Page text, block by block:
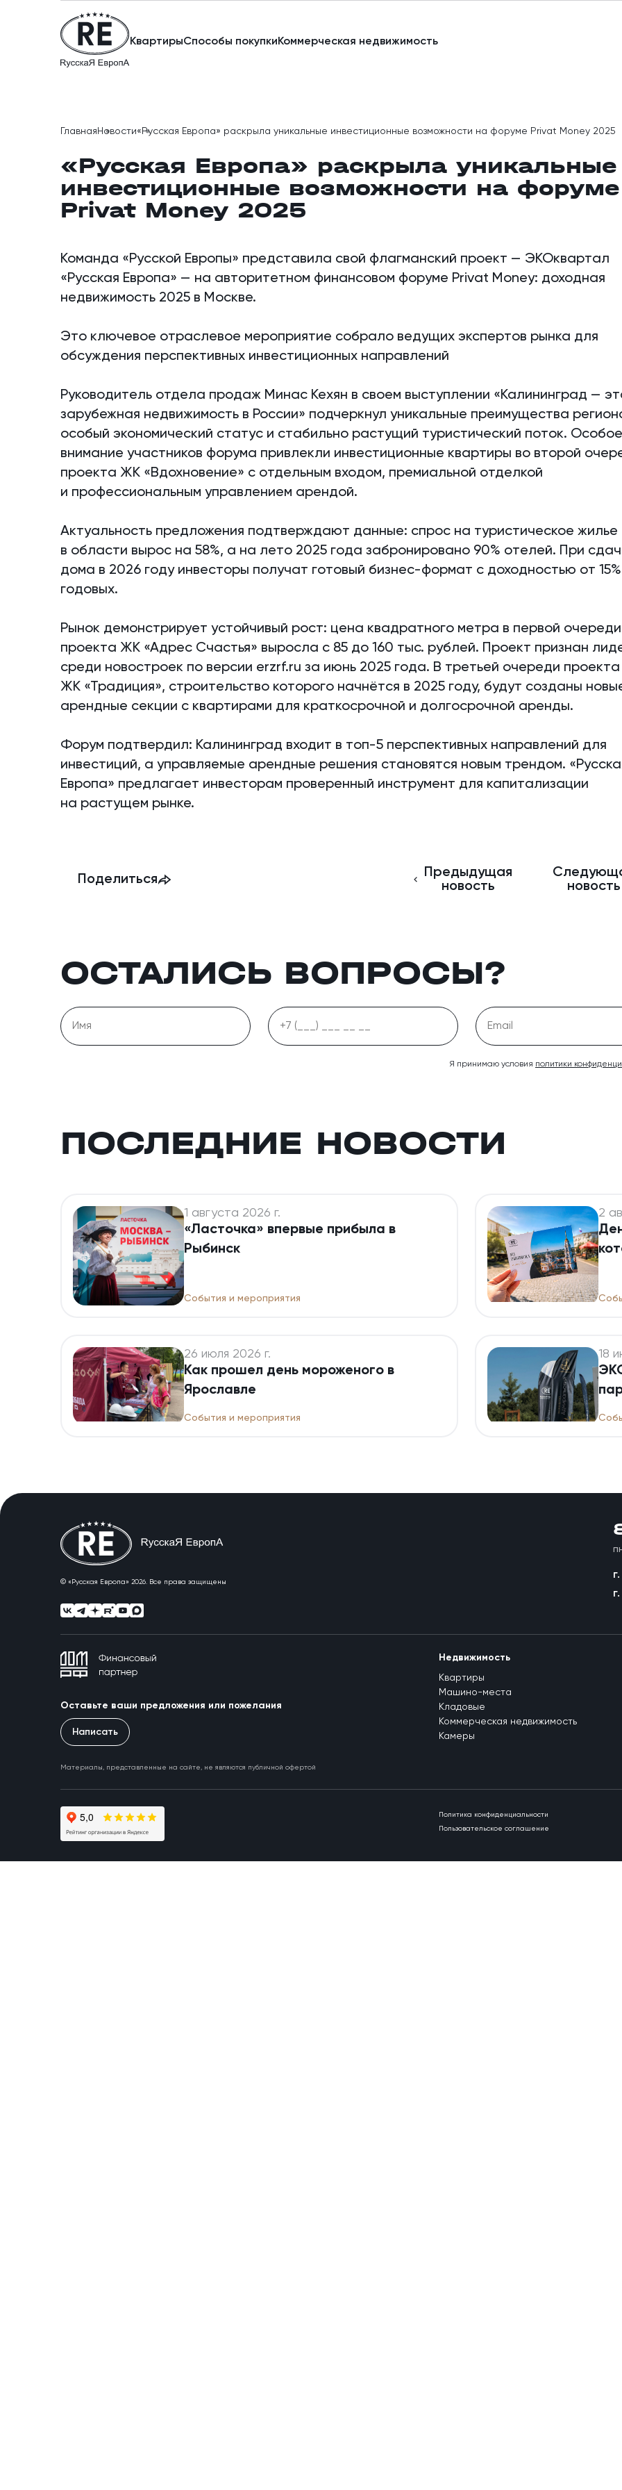
КвартирыСпособы покупкиКоммерческая недвижимость
Главная Новости«Русская Европа» раскрыла уникальные инвестиционные возможности на форуме Privat Money 2025
«Русская Европа» раскрыла уникальные
инвестиционные возможности на форуме
Privat Money 2025
Команда «Русской Европы» представила свой флагманский проект — ЭКОквартал
«Русская Европа» — на авторитетном финансовом форуме Privat Money: доходная
недвижимость 2025 в Москве.
Это ключевое отраслевое мероприятие собрало ведущих экспертов рынка для
обсуждения перспективных инвестиционных направлений
Руководитель отдела продаж Минас Кехян в своем выступлении «Калининград —
зарубежная недвижимость в России» подчеркнул уникальные преимущества
особый экономический статус и стабильно растущий туристический поток. Особое
внимание участников форума привлекли инвестиционные квартиры во второй
проекта ЖК «Вдохновение» с отдельным входом, премиальной отделкой
и профессиональным управлением арендой.
Актуальность предложения подтверждают данные: спрос на туристическое жилье
в области вырос на 58%, а на лето 2025 года забронировано 90% отелей. При
дома в 2026 году инвесторы получат готовый бизнес-формат с доходностью от 15%
годовых.
Рынок демонстрирует устойчивый рост: цена квадратного метра в первой очереди
проекта ЖК «Адрес Счастья» выросла с 85 до 160 тыс. рублей. Проект признан
среди новостроек по версии erzrf.ru за июнь 2025 года. В третьей очереди проекта
ЖК «Традиция», строительство которого начнётся в 2025 году, будут созданы
арендные секции с квартирами для краткосрочной и долгосрочной аренды.
Форум подтвердил: Калининград входит в топ-5 перспективных направлений для
инвестиций, а управляемые арендные решения становятся новым трендом.
Европа» предлагает инвесторам проверенный инструмент для капитализации
на растущем рынке.
Поделиться
Предыдущая
новость
новость
ОСТАЛИСЬ ВОПРОСЫ?
Я принимаю условия политики
ПОСЛЕДНИЕ НОВОСТИ
1 августа 2026 г.
«Ласточка» впервые прибыла в
Рыбинск
События и мероприятия
2
26 июля 2026 г.
Как прошел день мороженого в
Ярославле
События и мероприятия
18
© «Русская Европа» 2026. Все права защищены
Оставьте ваши предложения или пожелания
Написать
Материалы, представленные на сайте, не являются публичной офертой
Недвижимость
Квартиры
Машино-места
Кладовые
Коммерческая недвижимость
Камеры
Политика конфиденциальности
Пользовательское соглашение